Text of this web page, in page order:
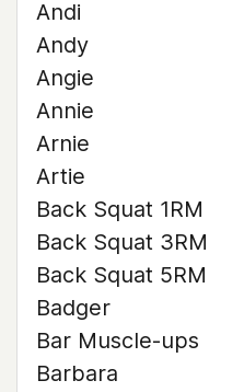
Andi
Andy
Angie
Annie
Arnie
Artie
Back Squat 1RM
Back Squat 3RM
Back Squat 5RM
Badger
Bar Muscle-ups
Barbara